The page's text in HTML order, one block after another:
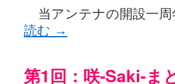
当アンテナの開設一
読む →
第1回：咲-Saki-ま